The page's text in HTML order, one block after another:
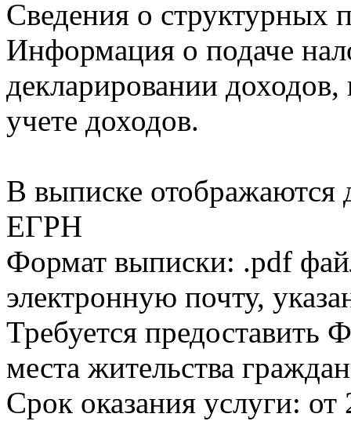
Сведения о структурных
Информация о подаче
декларировании доходов,
учете доходов.
В выписке
ЕГРН
Формат выписки: .pdf
электронную почту,
Требуется
места жительства
Срок оказания услуги: от